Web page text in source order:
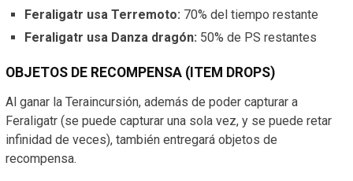
Feraligatr usa Terremoto: 70% del tiempo restante
Feraligatr usa Danza dragón: 50% de PS restantes
OBJETOS DE RECOMPENSA (ITEM DROPS)
Al ganar la Teraincursión, además de poder capturar a
Feraligatr (se puede capturar una sola vez, y se puede retar
infinidad de veces), también entregará objetos de
recompensa.